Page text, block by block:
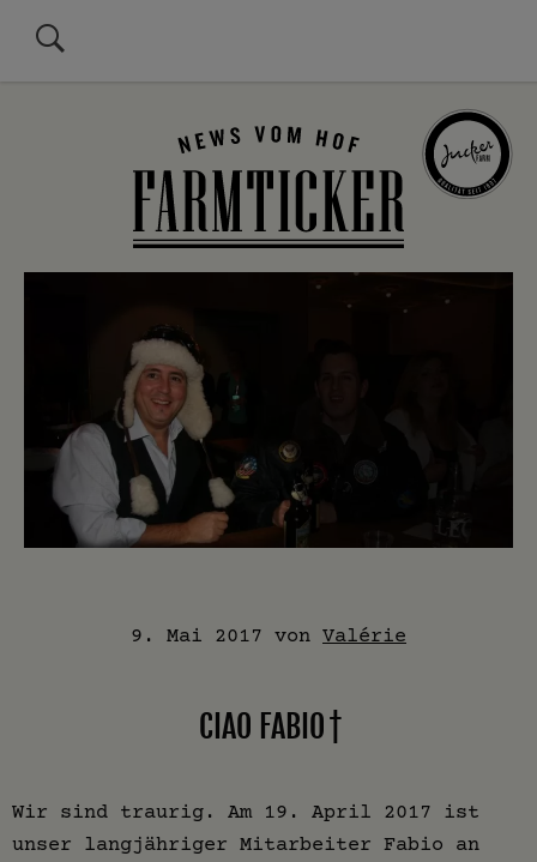
9. Mai 2017 von Valérie
CIAO FABIO †
Wir sind traurig. Am 19. April 2017 ist
unser langjähriger Mitarbeiter Fabio an